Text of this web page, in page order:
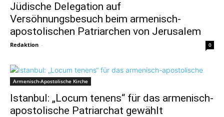
Jüdische Delegation auf
Versöhnungsbesuch beim armenisch-
apostolischen Patriarchen von Jerusalem
Redaktion - 0
Armenisch-Apostolische Kirche
Istanbul: „Locum tenens“ für das armenisch-
apostolische Patriarchat gewählt